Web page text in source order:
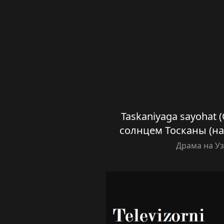
Taskaniyaga sayohat
солнцем Тосканы
Драма на